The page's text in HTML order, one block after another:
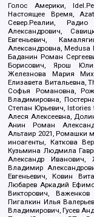
Голос Америки,
Настоящее Время,
Север.Реалии,
Александрович,
Евгеньевич,
Александровна, Medusa
Баданин Роман
Борисович, Ярош
Железнова Мария
Елизавета Витальевна,
Софья Романовна,
Владимировна,
Степан Юрьевич,
Алеся Алексеевна,
Анин Роман
Альтаир 2021, Ромашки
иноагенты, Каткова
Кузьмина Людмила
Александр
Владимир
Евгеньевич, Ковин
Любарев Аркадий
Викторович,
Пигалкин Илья
Владимирович, Гусев